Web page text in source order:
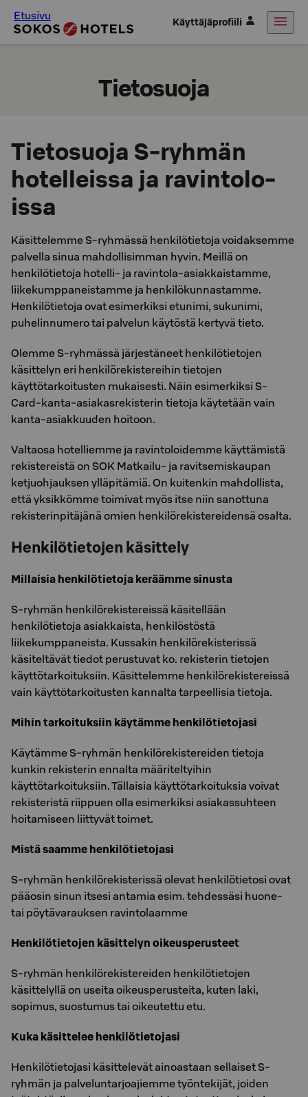
Etusivu Käyttäjäprofiili
Tietosuoja
Tietosuoja S-ryhmän
hotelleissa ja ra­vin­to­lo­
issa
Käsittelemme S-ryhmässä henkilötietoja voidaksemme
palvella sinua mahdollisimman hyvin. Meillä on
henkilötietoja hotelli- ja ra­vin­to­la-asiakkaistamme,
liikekumppaneistamme ja henkilökunnastamme.
Henkilötietoja ovat esimerkiksi etunimi, sukunimi,
puhelinnumero tai palvelun käytöstä kertyvä tieto.
Olemme S-ryhmässä järjestäneet henkilötietojen
käsittelyn eri henkilörekistereihin tietojen
käyttötarkoitusten mukaisesti. Näin esimerkiksi S-
Card-kanta-asiakasrekisterin tietoja käytetään vain
kanta-asiakkuuden hoitoon.
Valtaosa hotelliemme ja ravintoloidemme käyttämistä
rekistereistä on SOK Matkailu- ja ravitsemiskaupan
ketjuohjauksen ylläpitämiä. On kuitenkin mahdollista,
että yksikkömme toimivat myös itse niin sanottuna
rekisterinpitäjänä omien henkilörekistereidensä osalta.
Henkilötietojen käsittely
Millaisia henkilötietoja keräämme sinusta
S-ryhmän henkilörekistereissä käsitellään
henkilötietoja asiakkaista, henkilöstöstä
liikekumppaneista. Kussakin henkilörekisterissä
käsiteltävät tiedot perustuvat ko. rekisterin tietojen
käyttötarkoituksiin. Käsittelemme henkilörekistereissä
vain käyttötarkoitusten kannalta tarpeellisia tietoja.
Mihin tarkoituksiin käytämme henkilötietojasi
Käytämme S-ryhmän henkilörekistereiden tietoja
kunkin rekisterin ennalta määriteltyihin
käyttötarkoituksiin. Tällaisia käyttötarkoituksia voivat
rekisteristä riippuen olla esimerkiksi asiakassuhteen
hoitamiseen liittyvät toimet.
Mistä saamme henkilötietojasi
S-ryhmän henkilörekisterissä olevat henkilötietosi ovat
pääosin sinun itsesi antamia esim. tehdessäsi huone-
tai pöytävarauksen ravintolaamme
Henkilötietojen käsittelyn oikeusperusteet
S-ryhmän henkilörekistereiden henkilötietojen
käsittelyllä on useita oikeusperusteita, kuten laki,
sopimus, suostumus tai oikeutettu etu.
Kuka käsittelee henkilötietojasi
Henkilötietojasi käsittelevät ainoastaan sellaiset S-
ryhmän ja palveluntarjoajiemme työntekijät, joiden